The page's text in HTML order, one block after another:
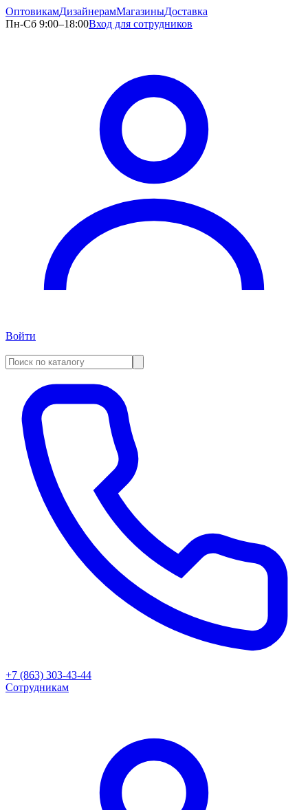
ОптовикамДизайнерамМагазиныДоставка
Пн-Сб 9:00–18:00Вход для сотрудников
Войти
+7 (863) 303-43-44
Сотрудникам